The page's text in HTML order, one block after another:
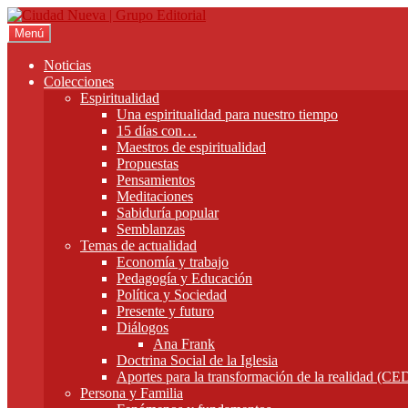
Ir
a
la
navegación
Ir
al
contenido
Menú
Noticias
Colecciones
Espiritualidad
Una espiritualidad para nuestro tiempo
15 días con…
Maestros de espiritualidad
Propuestas
Pensamientos
Meditaciones
Sabiduría popular
Semblanzas
Temas de actualidad
Economía y trabajo
Pedagogía y Educación
Política y Sociedad
Presente y futuro
Diálogos
Ana Frank
Doctrina Social de la Iglesia
Aportes para la transformación de la realidad
Persona y Familia